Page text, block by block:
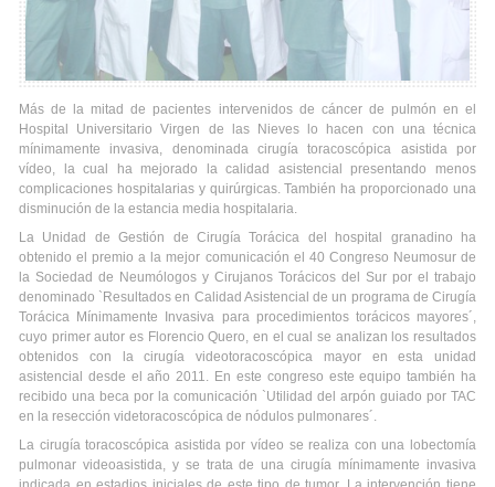
Más de la mitad de pacientes intervenidos de cáncer de pulmón en el
Hospital Universitario Virgen de las Nieves lo hacen con una técnica
mínimamente invasiva, denominada cirugía toracoscópica asistida por
vídeo, la cual ha mejorado la calidad asistencial presentando menos
complicaciones hospitalarias y quirúrgicas. También ha proporcionado una
disminución de la estancia media hospitalaria.
La Unidad de Gestión de Cirugía Torácica del hospital granadino ha
obtenido el premio a la mejor comunicación el 40 Congreso Neumosur de
la Sociedad de Neumólogos y Cirujanos Torácicos del Sur por el trabajo
denominado `Resultados en Calidad Asistencial de un programa de Cirugía
Torácica Mínimamente Invasiva para procedimientos torácicos mayores´,
cuyo primer autor es Florencio Quero, en el cual se analizan los resultados
obtenidos con la cirugía videotoracoscópica mayor en esta unidad
asistencial desde el año 2011. En este congreso este equipo también ha
recibido una beca por la comunicación `Utilidad del arpón guiado por TAC
en la resección videtoracoscópica de nódulos pulmonares´.
La cirugía toracoscópica asistida por vídeo se realiza con una lobectomía
pulmonar videoasistida, y se trata de una cirugía mínimamente invasiva